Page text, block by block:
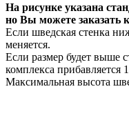
На рисунке указана
но Вы можете
Если шведская стенка
меняется.
Если размер будет выше
комплекса прибавляется
Максимальная высота